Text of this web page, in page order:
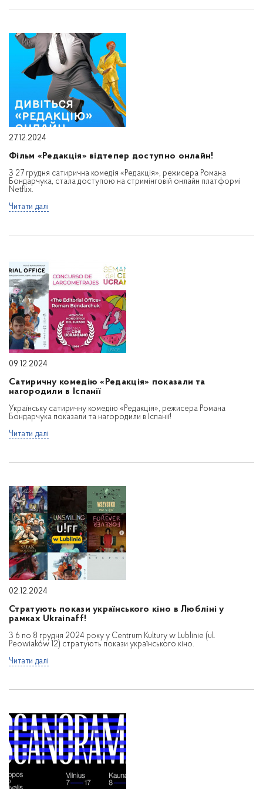
27.12.2024
Фільм «Редакція» відтепер доступно онлайн!
З 27 грудня сатирична комедія «Редакція», режисера Романа
Бондарчука, стала доступою на стримінговій онлайн платформі
Netflix.
Читати далі
09.12.2024
Сатиричну комедію «Редакція» показали та
нагородили в Іспанії
Українську сатиричну комедію «Редакція», режисера Романа
Бондарчука показали та нагородили в Іспанії!
Читати далі
02.12.2024
Стратують покази українського кіно в Любліні у
рамках Ukrainaff!
З 6 по 8 грудня 2024 року у Centrum Kultury w Lublinie (ul.
Peowiaków 12) стратують покази українського кіно.
Читати далі